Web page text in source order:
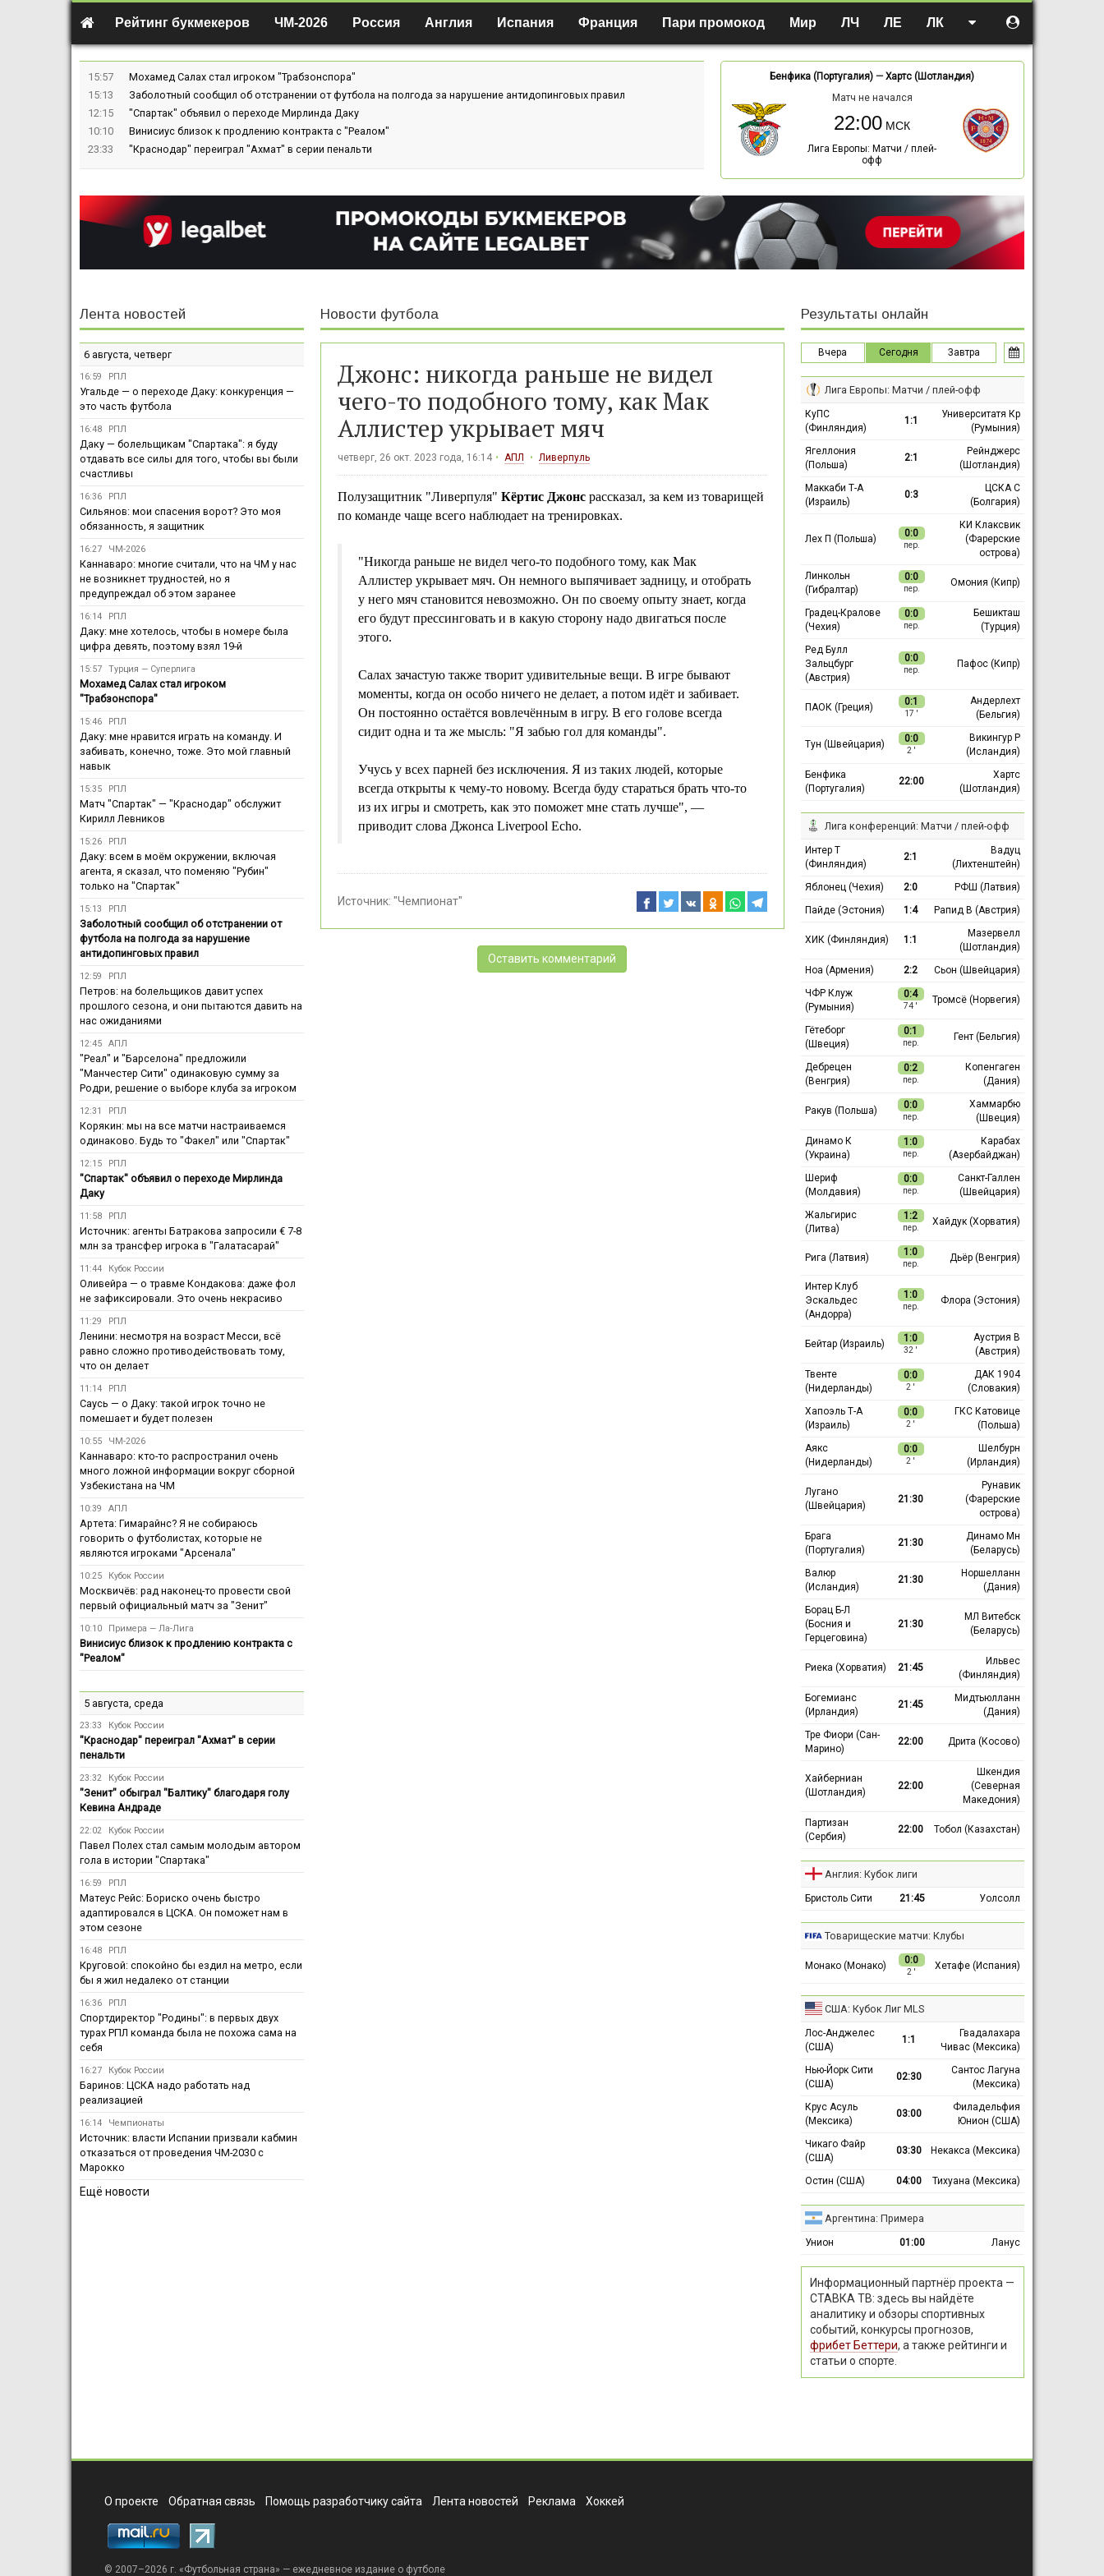
Рейтинг букмекеров ЧМ-2026 Россия Англия Испания Франция Пари промокод Мир ЛЧ ЛЕ ЛК
15:57
Мохамед Салах стал игроком "Трабзонспора"
15:13
Заболотный сообщил об отстранении от футбола на полгода за нарушение антидопинговых правил
12:15
"Спартак" объявил о переходе Мирлинда Даку
10:10
Винисиус близок к продлению контракта с "Реалом"
23:33
"Краснодар" переиграл "Ахмат" в серии пенальти
Бенфика (Португалия) —Хартс (Шотландия)
Матч не начался
22:00
Лига Европы: Матчи / плей-
офф
Новости футбола
Джонс: никогда раньше не видел
чего-то подобного тому, как Мак
Аллистер укрывает мяч
четверг, 26 окт. 2023 года, 16:14 АПЛ Ливерпуль
Полузащитник "Ливерпуля" Кёртис Джонсрассказал, за кем из товарищей
по команде чаще всего наблюдает на тренировках.
"Никогда раньше не видел чего-то подобного тому, как Мак
Аллистер укрывает мяч. Он немного выпячивает задницу, и отобрать
у него мяч становится невозможно. Он по своему опыту знает, когда
его будут прессинговать и в какую сторону надо двигаться после
этого.
Салах зачастую также творит удивительные вещи. В игре бывают
моменты, когда он особо ничего не делает, а потом идёт и забивает.
Он постоянно остаётся вовлечённым в игру. В его голове всегда
сидит одна и та же мысль: "Я забью гол для команды".
Учусь у всех парней без исключения. Я из таких людей, которые
всегда открыты к чему-то новому. Всегда буду стараться брать что-то
из их игры и смотреть, как это поможет мне стать лучше", —
приводит слова Джонса Liverpool Echo.
Источник: "Чемпионат"
Оставить комментарий
Лента новостей
6 августа, четверг
16:59 РПЛ
Угальде — о переходе Даку: конкуренция —
это часть футбола
16:48 РПЛ
Даку — болельщикам "Спартака": я буду
отдавать все силы для того, чтобы вы были
счастливы
16:36 РПЛ
Сильянов: мои спасения ворот? Это моя
обязанность, я защитник
16:27 ЧМ-2026
Каннаваро: многие считали, что на ЧМ у нас
не возникнет трудностей, но я
предупреждал об этом заранее
16:14 РПЛ
Даку: мне хотелось, чтобы в номере была
цифра девять, поэтому взял 19-й
15:57 Турция — Суперлига
Мохамед Салах стал игроком
"Трабзонспора"
15:46 РПЛ
Даку: мне нравится играть на команду. И
забивать, конечно, тоже. Это мой главный
навык
15:35 РПЛ
Матч "Спартак" — "Краснодар" обслужит
Кирилл Левников
15:26 РПЛ
Даку: всем в моём окружении, включая
агента, я сказал, что поменяю "Рубин"
только на "Спартак"
15:13 РПЛ
Заболотный сообщил об отстранении от
футбола на полгода за нарушение
антидопинговых правил
12:59 РПЛ
Петров: на болельщиков давит успех
прошлого сезона, и они пытаются давить на
нас ожиданиями
12:45 АПЛ
"Реал" и "Барселона" предложили
"Манчестер Сити" одинаковую сумму за
Родри, решение о выборе клуба за игроком
12:31 РПЛ
Корякин: мы на все матчи настраиваемся
одинаково. Будь то "Факел" или "Спартак"
12:15 РПЛ
"Спартак" объявил о переходе Мирлинда
Даку
11:58 РПЛ
Источник: агенты Батракова запросили € 7-8
млн за трансфер игрока в "Галатасарай"
11:44 Кубок России
Оливейра — о травме Кондакова: даже фол
не зафиксировали. Это очень некрасиво
11:29 РПЛ
Ленини: несмотря на возраст Месси, всё
равно сложно противодействовать тому,
что он делает
11:14 РПЛ
Саусь — о Даку: такой игрок точно не
помешает и будет полезен
10:55 ЧМ-2026
Каннаваро: кто-то распространил очень
много ложной информации вокруг сборной
Узбекистана на ЧМ
10:39 АПЛ
Артета: Гимарайнс? Я не собираюсь
говорить о футболистах, которые не
являются игроками "Арсенала"
10:25 Кубок России
Москвичёв: рад наконец-то провести свой
первый официальный матч за "Зенит"
10:10 Примера — Ла-Лига
Винисиус близок к продлению контракта с
"Реалом"
5 августа, среда
23:33 Кубок России
"Краснодар" переиграл "Ахмат" в серии
пенальти
23:32 Кубок России
"Зенит" обыграл "Балтику" благодаря голу
Кевина Андраде
22:02 Кубок России
Павел Полех стал самым молодым автором
гола в истории "Спартака"
16:59 РПЛ
Матеус Рейс: Бориско очень быстро
адаптировался в ЦСКА. Он поможет нам в
этом сезоне
16:48 РПЛ
Круговой: спокойно бы ездил на метро, если
бы я жил недалеко от станции
16:36 РПЛ
Спортдиректор "Родины": в первых двух
турах РПЛ команда была не похожа сама на
себя
16:27 Кубок России
Баринов: ЦСКА надо работать над
реализацией
16:14 Чемпионаты
Источник: власти Испании призвали кабмин
отказаться от проведения ЧМ-2030 с
Марокко
Ещё новости
Результаты онлайн
Вчера Сегодня Завтра
Лига Европы: Матчи / плей-офф
КуПС
(Финляндия)
1:1
Университатя Кр
(Румыния)
Ягеллония
(Польша)
2:1
Рейнджерс
(Шотландия)
Маккаби Т-А
(Израиль)
0:3
ЦСКА С
(Болгария)
Лех П (Польша) 0:0
пер.
КИ Клаксвик
(Фарерские
острова)
Линкольн
(Гибралтар)
0:0
пер.
Омония (Кипр)
Градец-Кралове
(Чехия)
0:0
пер.
Бешикташ
(Турция)
Ред Булл
Зальцбург
(Австрия)
0:0
пер.
Пафос (Кипр)
ПАОК (Греция) 0:1
17 ′
Андерлехт
(Бельгия)
Тун (Швейцария) 0:0
2 ′
Викингур Р
(Исландия)
Бенфика
(Португалия)
22:00
Хартс
(Шотландия)
Лига конференций: Матчи / плей-офф
Интер Т
(Финляндия)
2:1
Вадуц
(Лихтенштейн)
Яблонец (Чехия)
2:0
РФШ (Латвия)
Пайде (Эстония)
1:4 Рапид В (Австрия)
ХИК (Финляндия) 1:1
Мазервелл
(Шотландия)
Ноа (Армения)
2:2
Сьон (Швейцария)
ЧФР Клуж
(Румыния)
0:4
74 ′
Тромсё (Норвегия)
Гётеборг
(Швеция)
0:1
пер.
Гент (Бельгия)
Дебрецен
(Венгрия)
0:2
пер.
Копенгаген
(Дания)
Ракув (Польша) 0:0
пер.
Хаммарбю
(Швеция)
Динамо К
(Украина)
1:0
пер.
Карабах
(Азербайджан)
Шериф
(Молдавия)
0:0
пер.
Санкт-Галлен
(Швейцария)
Жальгирис
(Литва)
1:2
пер.
Хайдук (Хорватия)
Рига (Латвия) 1:0
пер.
Дьёр (Венгрия)
Интер Клуб
Эскальдес
(Андорра)
1:0
пер.
Флора (Эстония)
Бейтар (Израиль) 1:0
32 ′
Аустрия В
(Австрия)
Твенте
(Нидерланды)
0:0
2 ′
ДАК 1904
(Словакия)
Хапоэль Т-А
(Израиль)
0:0
2 ′
ГКС Катовице
(Польша)
Аякс
(Нидерланды)
0:0
2 ′
Шелбурн
(Ирландия)
Лугано
(Швейцария)
21:30
Рунавик
(Фарерские
острова)
Брага
(Португалия)
21:30
Динамо Мн
(Беларусь)
Валюр
(Исландия)
21:30
Норшелланн
(Дания)
Борац Б-Л
(Босния и
Герцеговина)
21:30
МЛ Витебск
(Беларусь)
Риека (Хорватия) 21:45
Ильвес
(Финляндия)
Богемианс
(Ирландия)
21:45
Мидтьюлланн
(Дания)
Тре Фиори (Сан-
Марино)
22:00 Дрита (Косово)
Хайберниан
(Шотландия)
22:00
Шкендия
(Северная
Македония)
Партизан
(Сербия)
22:00 Тобол (Казахстан)
Англия: Кубок лиги
Бристоль Сити 21:45 Уолсолл
Товарищеские матчи: Клубы
Монако (Монако) 0:0
2 ′
Хетафе (Испания)
США: Кубок Лиг MLS
Лос-Анджелес
(США)
1:1
Гвадалахара
Чивас (Мексика)
Нью-Йорк Сити
(США)
02:30
Сантос Лагуна
(Мексика)
Крус Асуль
(Мексика)
03:00
Филадельфия
Юнион (США)
Чикаго Файр
(США)
03:30 Некакса (Мексика)
Остин (США) 04:00 Тихуана (Мексика)
Аргентина: Примера
Унион 01:00 Ланус
Информационный партнёр проекта —
СТАВКА ТВ: здесь вы найдёте
аналитику и обзоры спортивных
событий, конкурсы прогнозов,
фрибет Беттери, а также рейтинги и
статьи о спорте.
О проекте Обратная связь Помощь разработчику сайта Лента новостей Реклама Хоккей
© 2007–2026 г. «Футбольная страна» — ежедневное издание о футболе